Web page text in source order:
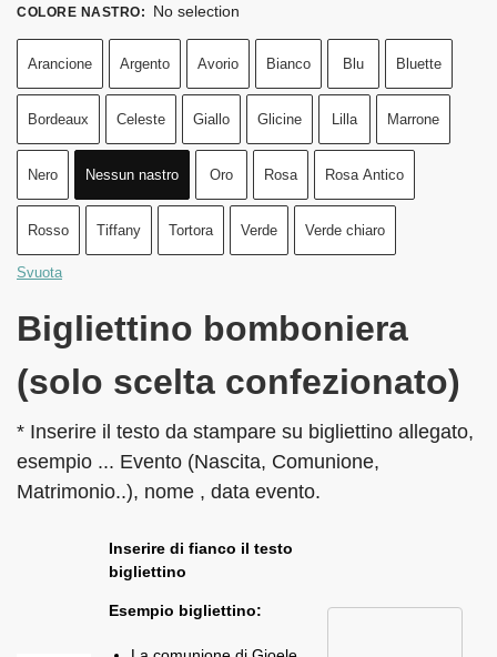
COLORE NASTRO: No selection
Arancione Argento Avorio Bianco Blu Bluette
Bordeaux Celeste Giallo Glicine Lilla Marrone
Nero Nessun nastro Oro Rosa Rosa Antico
Rosso Tiffany Tortora Verde Verde chiaro
Svuota
Bigliettino bomboniera
(solo scelta confezionato)
* Inserire il testo da stampare su bigliettino allegato,
esempio ... Evento (Nascita, Comunione,
Matrimonio..), nome , data evento.
Inserire di fianco il testo
bigliettino
Esempio bigliettino: